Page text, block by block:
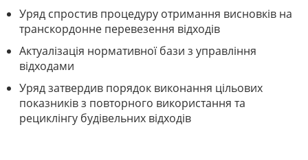
Уряд спростив процедуру отримання висновків на
транскордонне перевезення відходів
Актуалізація нормативної бази з управління
відходами
Уряд затвердив порядок виконання цільових
показників з повторного використання та
рециклінгу будівельних відходів